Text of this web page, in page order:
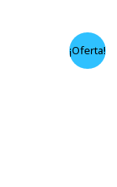
¡Oferta!
precio